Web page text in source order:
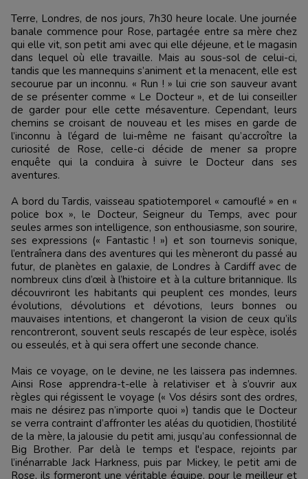
Terre, Londres, de nos jours, 7h30 heure locale. Une journée
banale commence pour Rose, partagée entre sa mère chez
qui elle vit, son petit ami avec qui elle déjeune, et le magasin
dans lequel où elle travaille. Mais au sous-sol de celui-ci,
tandis que les mannequins s’animent et la menacent, elle est
secourue par un inconnu. « Run ! » lui crie son sauveur avant
de se présenter comme « Le Docteur », et de lui conseiller
de garder pour elle cette mésaventure. Cependant, leurs
chemins se croisant de nouveau et les mises en garde de
l’inconnu à l’égard de lui-même ne faisant qu’accroître la
curiosité de Rose, celle-ci décide de mener sa propre
enquête qui la conduira à suivre le Docteur dans ses
aventures.
A bord du Tardis, vaisseau spatiotemporel « camouflé » en «
police box », le Docteur, Seigneur du Temps, avec pour
seules armes son intelligence, son enthousiasme, son sourire,
ses expressions (« Fantastic ! ») et son tournevis sonique,
l’entraînera dans des aventures qui les mèneront du passé au
futur, de planètes en galaxie, de Londres à Cardiff avec de
nombreux clins d’œil à l’histoire et à la culture britannique. Ils
découvriront les habitants qui peuplent ces mondes, leurs
évolutions, dévolutions et dévotions, leurs bonnes ou
mauvaises intentions, et changeront la vision de ceux qu’ils
rencontreront, souvent seuls rescapés de leur espèce, isolés
ou esseulés, et à qui sera offert une seconde chance.
Mais ce voyage, on le devine, ne les laissera pas indemnes.
Ainsi Rose apprendra-t-elle à relativiser et à s’ouvrir aux
règles qui régissent le voyage (« Vos désirs sont des ordres,
mais ne désirez pas n’importe quoi ») tandis que le Docteur
se verra contraint d’affronter les aléas du quotidien, l’hostilité
de la mère, la jalousie du petit ami, jusqu’au confessionnal de
Big Brother. Par delà le temps et l'espace, rejoints par
l’inénarrable Jack Harkness, puis par Mickey, le petit ami de
Rose, ils formeront une véritable équipe, pour le meilleur et